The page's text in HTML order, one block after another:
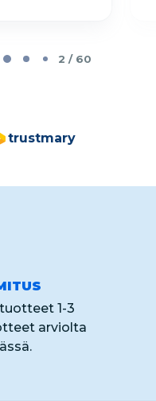
2 / 60
trustmary
1-3
arviolta